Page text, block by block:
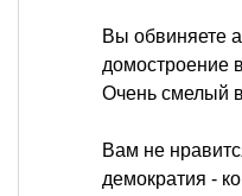
Вы обвиняете
домостроение
Очень смелый
Вам не
демократия -